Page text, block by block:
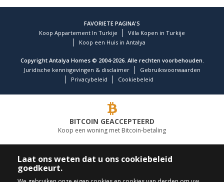
FAVORIETE PAGINA'S
Koop Appartement In Turkije
Villa Kopen in Turkije
Koop een Huis in Antalya
Copyright Antalya Homes © 2004-2026. Alle rechten voorbehouden.
Juridische kennisgevingen & disclaimer
Gebruiksvoorwaarden
Privacybeleid
Cookiebeleid
BITCOIN GEACCEPTEERD
Koop een woning met Bitcoin-betaling
TOONAANGEVEND VASTGOEDBEDRIJF
BEL ONS
Laat ons weten dat u ons cookiebeleid
goedkeurt.